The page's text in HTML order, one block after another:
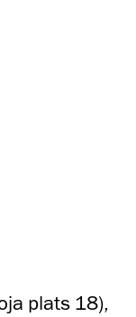
plats 18),